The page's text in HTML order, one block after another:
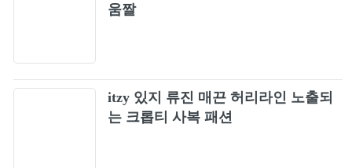
움짤
itzy 있지 류진 매끈 허리라인 노출되
는 크롭티 사복 패션